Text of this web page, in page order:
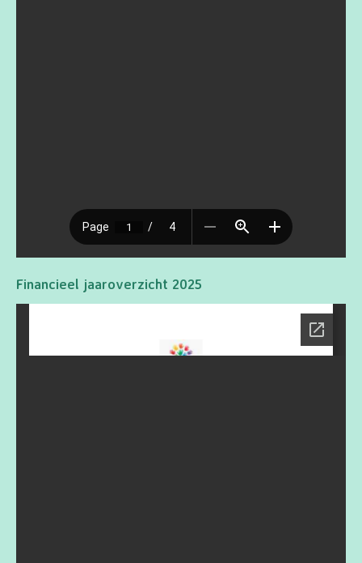
Financieel jaaroverzicht 2025